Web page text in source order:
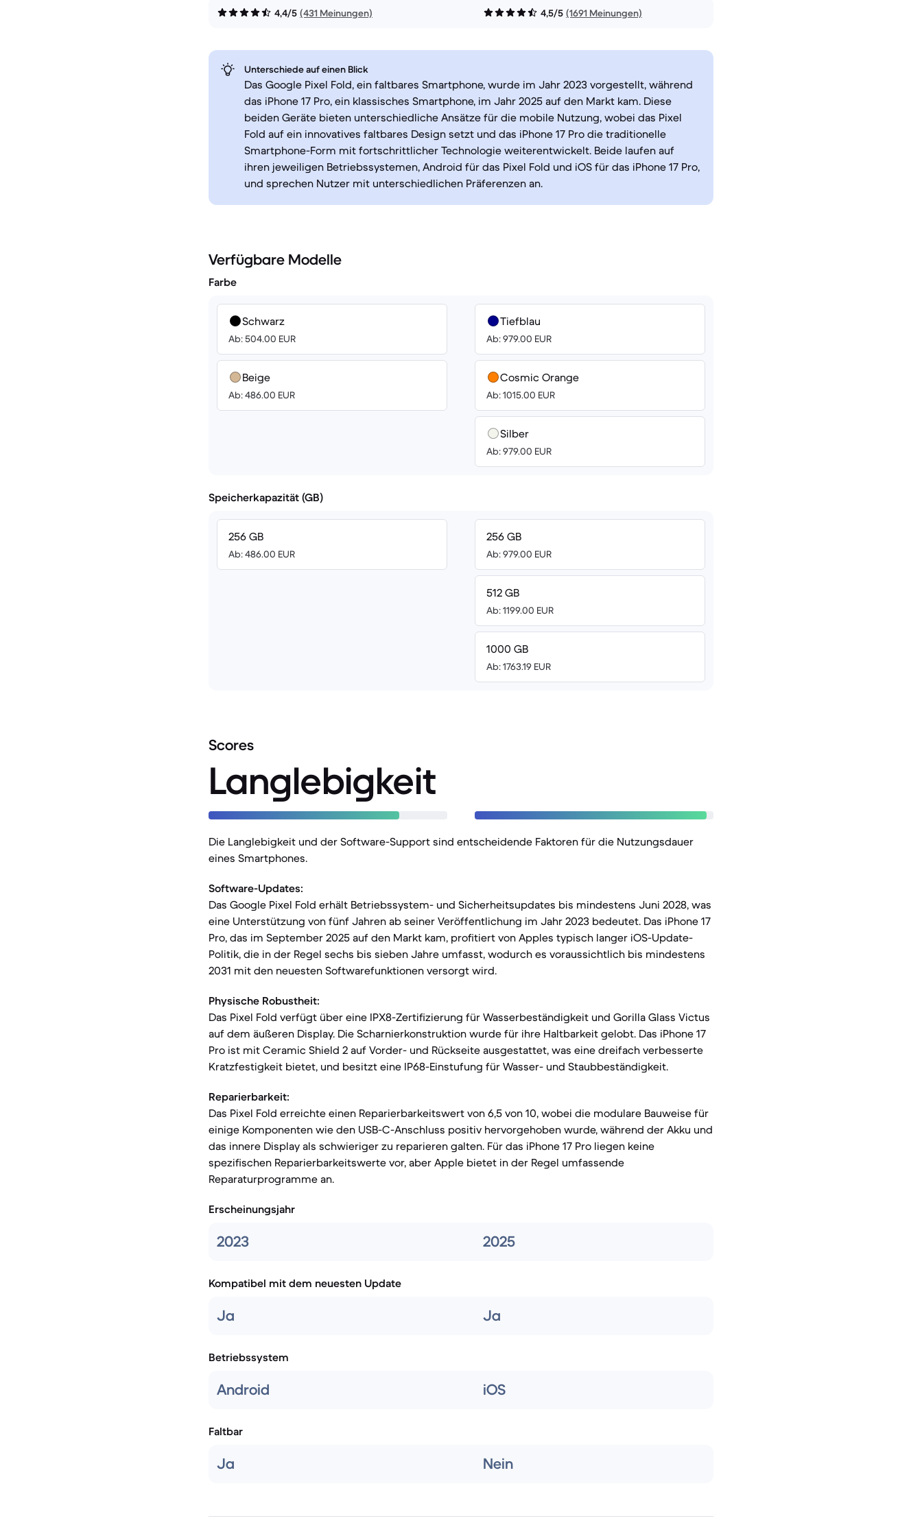
4,4/5 (431 Meinungen) 4,5/5 (1691 Meinungen)
Unterschiede auf einen Blick
Das Google Pixel Fold, ein faltbares Smartphone, wurde im Jahr 2023 vorgestellt, während
das iPhone 17 Pro, ein klassisches Smartphone, im Jahr 2025 auf den Markt kam. Diese
beiden Geräte bieten unterschiedliche Ansätze für die mobile Nutzung, wobei das Pixel
Fold auf ein innovatives faltbares Design setzt und das iPhone 17 Pro die traditionelle
Smartphone-Form mit fortschrittlicher Technologie weiterentwickelt. Beide laufen auf
ihren jeweiligen Betriebssystemen, Android für das Pixel Fold und iOS für das iPhone 17 Pro,
und sprechen Nutzer mit unterschiedlichen Präferenzen an.
Verfügbare Modelle
Farbe
Schwarz
Ab: 504.00 EUR
Beige
Ab: 486.00 EUR
Tiefblau
Ab: 979.00 EUR
Cosmic Orange
Ab: 1015.00 EUR
Silber
Ab: 979.00 EUR
Speicherkapazität (GB)
256 GB
Ab: 486.00 EUR
256 GB
Ab: 979.00 EUR
512 GB
Ab: 1199.00 EUR
1000 GB
Ab: 1763.19 EUR
Scores
Langlebigkeit
Die Langlebigkeit und der Software-Support sind entscheidende Faktoren für die Nutzungsdauer
eines Smartphones.
Software-Updates:
Das Google Pixel Fold erhält Betriebssystem- und Sicherheitsupdates bis mindestens Juni 2028, was
eine Unterstützung von fünf Jahren ab seiner Veröffentlichung im Jahr 2023 bedeutet. Das iPhone 17
Pro, das im September 2025 auf den Markt kam, profitiert von Apples typisch langer iOS-Update-
Politik, die in der Regel sechs bis sieben Jahre umfasst, wodurch es voraussichtlich bis mindestens
2031 mit den neuesten Softwarefunktionen versorgt wird.
Physische Robustheit:
Das Pixel Fold verfügt über eine IPX8-Zertifizierung für Wasserbeständigkeit und Gorilla Glass Victus
auf dem äußeren Display. Die Scharnierkonstruktion wurde für ihre Haltbarkeit gelobt. Das iPhone 17
Pro ist mit Ceramic Shield 2 auf Vorder- und Rückseite ausgestattet, was eine dreifach verbesserte
Kratzfestigkeit bietet, und besitzt eine IP68-Einstufung für Wasser- und Staubbeständigkeit.
Reparierbarkeit:
Das Pixel Fold erreichte einen Reparierbarkeitswert von 6,5 von 10, wobei die modulare Bauweise für
einige Komponenten wie den USB-C-Anschluss positiv hervorgehoben wurde, während der Akku und
das innere Display als schwieriger zu reparieren galten. Für das iPhone 17 Pro liegen keine
spezifischen Reparierbarkeitswerte vor, aber Apple bietet in der Regel umfassende
Reparaturprogramme an.
Erscheinungsjahr
2023 2025
Kompatibel mit dem neuesten Update
Ja Ja
Betriebssystem
Android iOS
Faltbar
Ja Nein